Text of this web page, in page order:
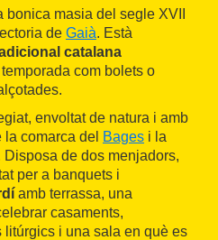
masia del segle XVII
de Gaià. Està
catalana
com bolets o
envoltat de natura i amb
comarca del Bages i la
Disposa de dos menjadors,
per a banquets i
amb terrassa, una
casaments,
i una sala en què es